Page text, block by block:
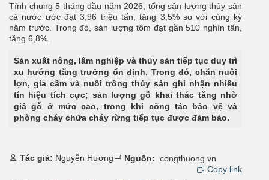
Tính chung 5 tháng đầu năm 2026, tổng sản lượng thủy sản
cả nước ước đạt 3,96 triệu tấn, tăng 3,5% so với cùng kỳ
năm trước. Trong đó, sản lượng tôm đạt gần 510 nghìn tấn,
tăng 6,8%.
Sản xuất nông, lâm nghiệp và thủy sản tiếp tục duy trì
xu hướng tăng trưởng ổn định. Trong đó, chăn nuôi
lợn, gia cầm và nuôi trồng thủy sản ghi nhận nhiều
tín hiệu tích cực; sản lượng gỗ khai thác tăng nhờ
giá gỗ ở mức cao, trong khi công tác bảo vệ và
phòng cháy chữa cháy rừng tiếp tục được đảm bảo.
Tác giả: Nguyễn Hương Nguồn: congthuong.vn
Copy link